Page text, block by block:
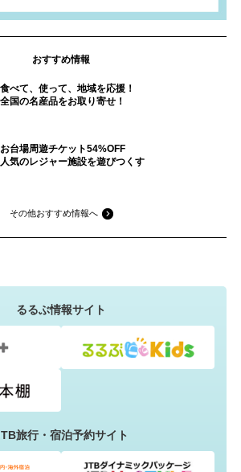
おすすめ情報
食べて、使って、地域を応援！
全国の名産品をお取り寄せ！
お台場周遊チケット54%OFF
人気のレジャー施設を遊びつくす
その他おすすめ情報へ
るるぶ情報サイト
旅行・宿泊予約サイト